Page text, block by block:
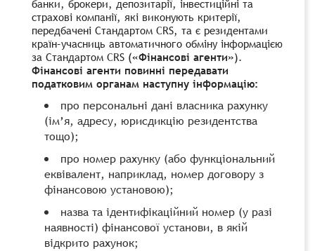
банки, брокери, депозитарії, інвестиційні та
страхові компанії, які виконують критерії,
передбачені Стандартом CRS, та є резидентами
країн–учасниць автоматичного обміну інформацією
за Стандартом CRS («Фінансові агенти»).
Фінансові агенти повинні передавати
податковим органам наступну інформацію:
про персональні дані власника рахунку
(ім’я, адресу, юрисдикцію резидентства
тощо);
про номер рахунку (або функціональний
еквівалент, наприклад, номер договору з
фінансовою установою);
назва та ідентифікаційний номер (у разі
наявності) фінансової установи, в якій
відкрито рахунок;